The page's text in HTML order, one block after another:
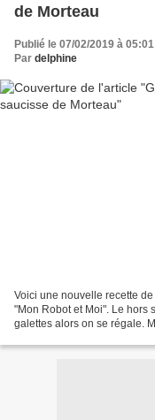
de Morteau
Publié le 07/02/2019 à 05:01
Par delphine
Voici une nouvelle recette
"Mon Robot et Moi". Le hors
galettes alors on se régale.